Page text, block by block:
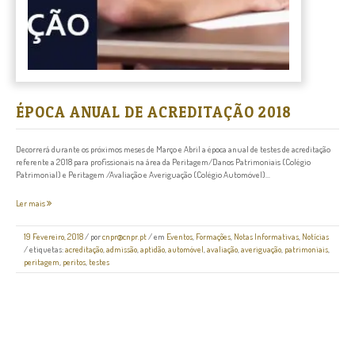
ÉPOCA ANUAL DE ACREDITAÇÃO 2018
Decorrerá durante os próximos meses de Março e Abril a época anual de testes de acreditação
referente a 2018 para profissionais na área da Peritagem/Danos Patrimoniais (Colégio
Patrimonial) e Peritagem /Avaliação e Averiguação (Colégio Automóvel)...
Ler mais
19 Fevereiro, 2018 / porcnpr@cnpr.pt / em Eventos Formações Notas Informativas Notícias
/ etiquetas:acreditação admissão aptidão automóvel avaliação averiguação patrimoniais
peritagem peritos testes